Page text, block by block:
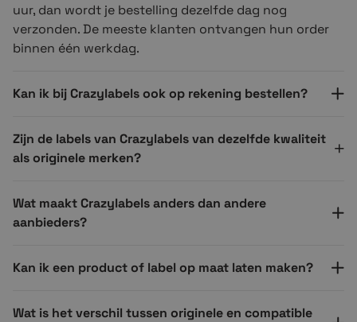
uur, dan wordt je bestelling dezelfde dag nog
verzonden. De meeste klanten ontvangen hun order
binnen één werkdag.
Kan ik bij Crazylabels ook op rekening bestellen?
Zijn de labels van Crazylabels van dezelfde kwaliteit
als originele merken?
Wat maakt Crazylabels anders dan andere
aanbieders?
Kan ik een product of label op maat laten maken?
Wat is het verschil tussen originele en compatible